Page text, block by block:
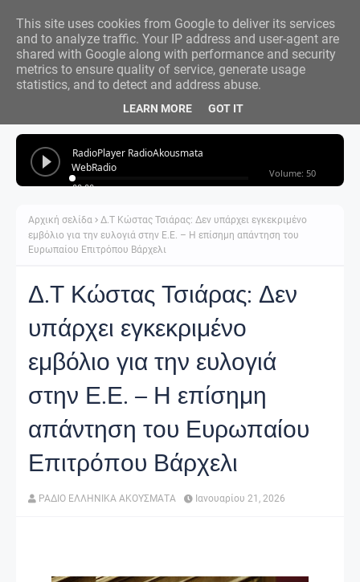
Αρχική σελίδα
Δ.Τ Κώστας Τσιάρας: Δεν υπάρχει εγκεκριμένο
εμβόλιο για την ευλογιά στην Ε.Ε. – Η επίσημη απάντηση του
Ευρωπαίου Επιτρόπου Βάρχελι
Δ.Τ Κώστας Τσιάρας: Δεν
υπάρχει εγκεκριμένο
εμβόλιο για την ευλογιά
στην Ε.Ε. – Η επίσημη
απάντηση του Ευρωπαίου
Επιτρόπου Βάρχελι
ΡΑΔΙΟ ΕΛΛΗΝΙΚΑ ΑΚΟΥΣΜΑΤΑ Ιανουαρίου 21, 2026
This site uses cookies from Google to deliver its services
and to analyze traffic. Your IP address and user-agent are
shared with Google along with performance and security
metrics to ensure quality of service, generate usage
statistics, and to detect and address abuse.
LEARN MORE GOT IT